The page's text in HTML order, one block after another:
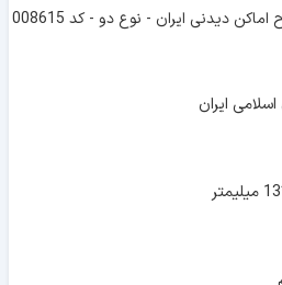
دیدنی ایران - نوع دو - کد 008615
ایران